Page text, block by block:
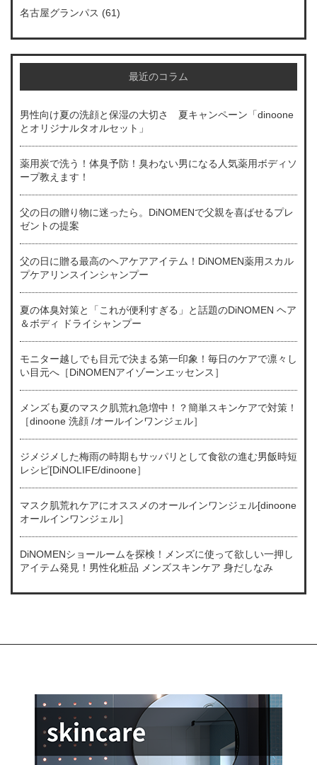
名古屋グランパス (61)
最近のコラム
男性向け夏の洗顔と保湿の大切さ 夏キャンペーン「dinoone
とオリジナルタオルセット」
薬用炭で洗う！体臭予防！臭わない男になる人気薬用ボディソ
ープ教えます！
父の日の贈り物に迷ったら。DiNOMENで父親を喜ばせるプレ
ゼントの提案
父の日に贈る最高のヘアケアアイテム！DiNOMEN薬用スカル
プケアリンスインシャンプー
夏の体臭対策と「これが便利すぎる」と話題のDiNOMEN ヘア
＆ボディ ドライシャンプー
モニター越しでも目元で決まる第一印象！毎日のケアで凛々し
い目元へ［DiNOMENアイゾーンエッセンス］
メンズも夏のマスク肌荒れ急増中！？簡単スキンケアで対策！
［dinoone 洗顔 /オールインワンジェル］
ジメジメした梅雨の時期もサッパリとして食欲の進む男飯時短
レシピ[DiNOLIFE/dinoone］
マスク肌荒れケアにオススメのオールインワンジェル[dinoone
オールインワンジェル］
DiNOMENショールームを探検！メンズに使って欲しい一押し
アイテム発見！男性化粧品 メンズスキンケア 身だしなみ